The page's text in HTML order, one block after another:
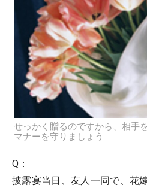
せっかく贈るのですから、相手
マナーを守りましょう
Q：
披露宴当日、友人一同で、花